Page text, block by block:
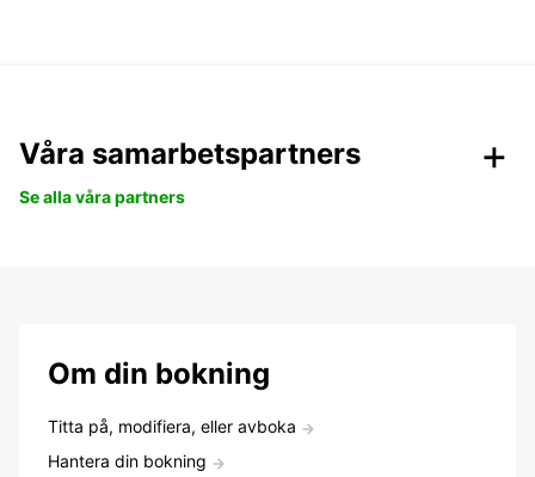
Våra samarbetspartners
Se alla våra partners
Om din bokning
Titta på, modifiera, eller avboka
Hantera din bokning